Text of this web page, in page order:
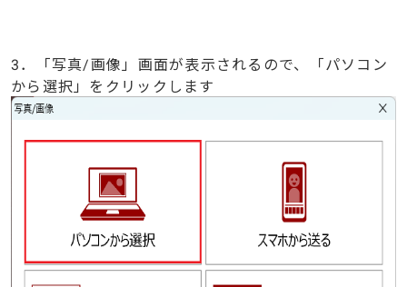
3．「写真/画像」画面が表示されるので、「パソコン
から選択」をクリックします